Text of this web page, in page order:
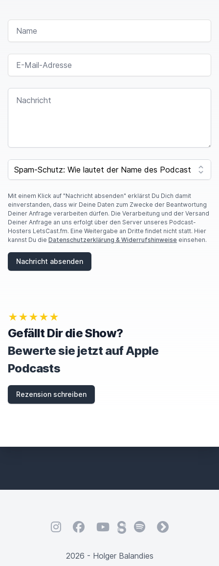
NAME
E-MAIL-ADRESSE
NACHRICHT
SPAM CAPTCHA
Mit einem Klick auf "Nachricht absenden" erklärst Du Dich damit
einverstanden, dass wir Deine Daten zum Zwecke der Beantwortung
Deiner Anfrage verarbeiten dürfen. Die Verarbeitung und der Versand
Deiner Anfrage an uns erfolgt über den Server unseres Podcast-
Hosters LetsCast.fm. Eine Weitergabe an Dritte findet nicht statt. Hier
kannst Du die Datenschutzerklärung & Widerrufshinweise einsehen.
Nachricht absenden
★★★★★
Gefällt Dir die Show?
Bewerte sie jetzt auf Apple
Podcasts
Rezension schreiben
InstagramFacebookYouTubeSteadySpotifyfyyd
2026 - Holger Balandies